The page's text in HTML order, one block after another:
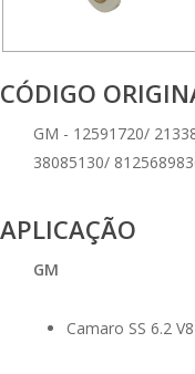
CÓDIGO
GM - 12591720/
38085130/
APLICAÇÃO
GM
Camaro SS 6.2